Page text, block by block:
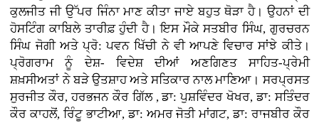
ਕੁਲਜੀਤ ਜੀ ਉੱਪਰ ਜਿੰਨਾ ਮਾਣ ਕੀਤਾ ਜਾਏ ਬਹੁਤ ਥੋੜਾ ਹੈ। ਉਹਨਾਂ ਦੀ
ਹੋਸਟਿੰਗ ਕਾਬਿਲੇ ਤਾਰੀਫ਼ ਹੁੰਦੀ ਹੈ। ਇਸ ਮੌਕੇ ਸਤਬੀਰ ਸਿੰਘ, ਗੁਰਚਰਨ
ਸਿੰਘ ਜੋਗੀ ਅਤੇ ਪ੍ਰੋ: ਪਵਨ ਖਿੱਚੀ ਨੇ ਵੀ ਆਪਣੇ ਵਿਚਾਰ ਸਾਂਝੇ ਕੀਤੇ।
ਪ੍ਰੋਗਰਾਮ ਨੂੰ ਦੇਸ਼- ਵਿਦੇਸ਼ ਦੀਆਂ ਅਣਗਿਣਤ ਸਾਹਿਤ-ਪ੍ਰੇਮੀ
ਸ਼ਖ਼ਸੀਅਤਾਂ ਨੇ ਬੜੇ ਉਤਸ਼ਾਹ ਅਤੇ ਸਤਿਕਾਰ ਨਾਲ ਮਾਣਿਆ। ਸਰਪ੍ਰਸਤ
ਸੁਰਜੀਤ ਕੌਰ, ਹਰਭਜਨ ਕੌਰ ਗਿੱਲ , ਡਾ: ਪੁਸ਼ਵਿੰਦਰ ਖੋਖਰ, ਡਾ: ਸਤਿੰਦਰ
ਕੌਰ ਕਾਹਲੋਂ, ਰਿੰਟੂ ਭਾਟੀਆ, ਡਾ: ਅਮਰ ਜੋਤੀ ਮਾਂਗਟ, ਡਾ: ਰਾਜਬੀਰ ਕੌਰ